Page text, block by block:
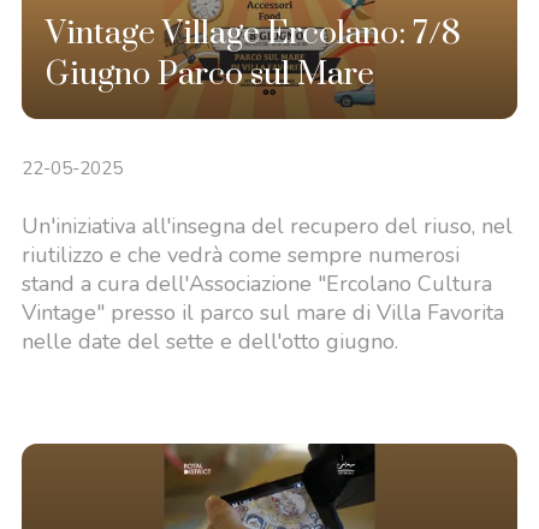
Vintage Village Ercolano: 7/8
Giugno Parco sul Mare
22-05-2025
Un'iniziativa all'insegna del recupero del riuso, nel
riutilizzo e che vedrà come sempre numerosi
stand a cura dell'Associazione "Ercolano Cultura
Vintage" presso il parco sul mare di Villa Favorita
nelle date del sette e dell'otto giugno.